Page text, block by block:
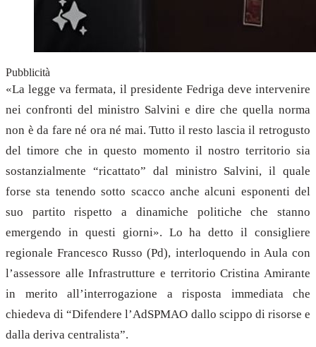
Pubblicità
«La legge va fermata, il presidente Fedriga deve intervenire
nei confronti del ministro Salvini e dire che quella norma
non è da fare né ora né mai. Tutto il resto lascia il retrogusto
del timore che in questo momento il nostro territorio sia
sostanzialmente “ricattato” dal ministro Salvini, il quale
forse sta tenendo sotto scacco anche alcuni esponenti del
suo partito rispetto a dinamiche politiche che stanno
emergendo in questi giorni». Lo ha detto il consigliere
regionale Francesco Russo (Pd), interloquendo in Aula con
l’assessore alle Infrastrutture e territorio Cristina Amirante
in merito all’interrogazione a risposta immediata che
chiedeva di “Difendere l’AdSPMAO dallo scippo di risorse e
dalla deriva centralista”.